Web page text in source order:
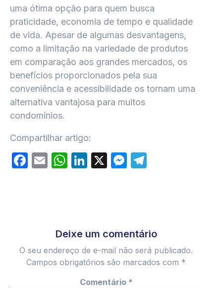
uma ótima opção para quem busca
praticidade, economia de tempo e qualidade
de vida. Apesar de algumas desvantagens,
como a limitação na variedade de produtos
em comparação aos grandes mercados, os
benefícios proporcionados pela sua
conveniência e acessibilidade os tornam uma
alternativa vantajosa para muitos
condomínios.
Compartilhar artigo:
Facebook
EmailWhatsApp
LinkedIn
X Messenger
Deixe um comentário
O seu endereço de e-mail não será publicado.
Campos obrigatórios são marcados com *
Comentário *